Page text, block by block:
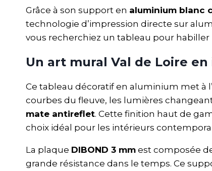
Grâce à son support en aluminium blanc
technologie d’impression directe sur
vous recherchiez un tableau pour
Un art mural Val de Loire
Ce tableau décoratif en aluminium met à
courbes du fleuve, les lumières
mate antireflet. Cette finition haut de
choix idéal pour les intérieurs
La plaque DIBOND 3 mm est composée
grande résistance dans le temps. Ce